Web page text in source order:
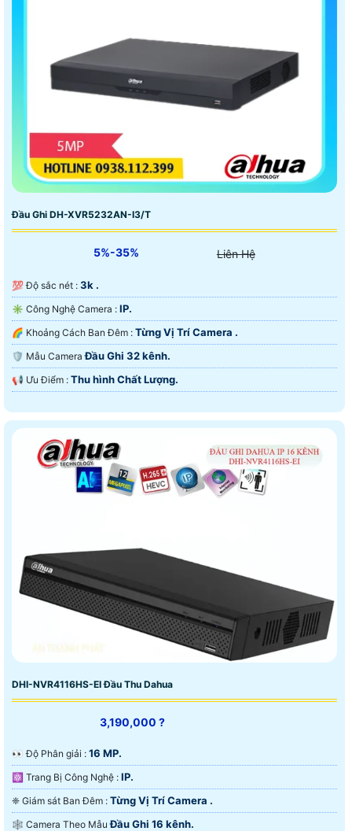
Đầu Ghi DH-XVR5232AN-I3/T
5%-35% Liên Hệ
💯 Độ sắc nét : 3k .
✳️ Công Nghệ Camera : IP.
🌈 Khoảng Cách Ban Đêm : Từng Vị Trí Camera .
🛡 Mẫu CameraĐầu Ghi 32 kênh.
️📢 Ưu Điểm : Thu hình Chất Lượng.
DHI-NVR4116HS-EI Đầu Thu Dahua
3,190,000 ?
️👀 Độ Phân giải : 16 MP.
⚛️ Trang Bị Công Nghệ : IP.
❈ Giám sát Ban Đêm : Từng Vị Trí Camera .
🕸️ Camera Theo MẫuĐầu Ghi 16 kênh.